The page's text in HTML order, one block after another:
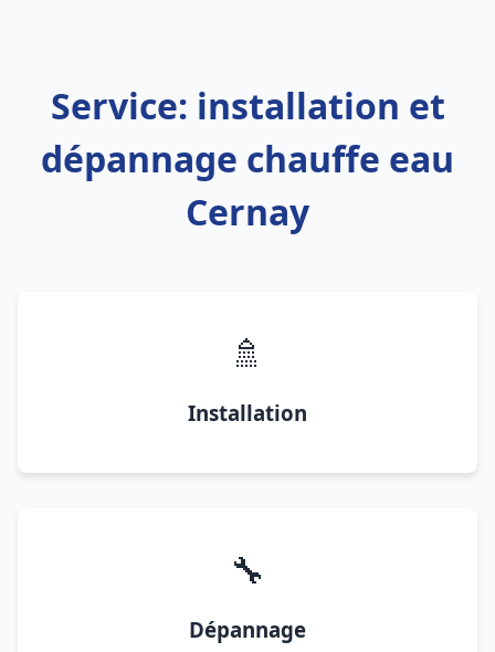
Service: installation et
dépannage chauffe eau
Cernay
🚿
Installation
🔧
Dépannage